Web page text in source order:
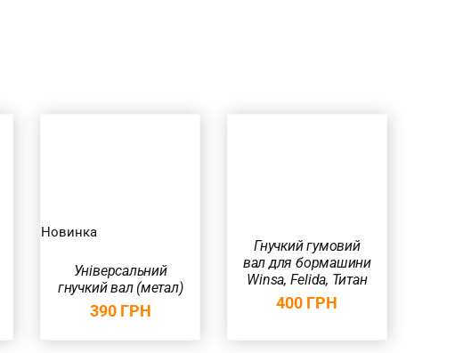
Новинка
Універсальний
гнучкий вал (метал)
390 ГРН
Гнучкий гумовий
вал для бормашини
Winsa, Felida, Титан
400 ГРН